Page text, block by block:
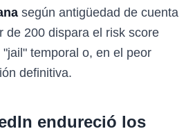
según antigüedad de cuenta
de 200 dispara el risk score
temporal o, en el peor
definitiva.
endureció los